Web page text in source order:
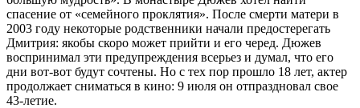
спасение от «семейного проклятия». После смерти матери в
2003 году некоторые родственники начали предостерегать
Дмитрия: якобы скоро может прийти и его черед. Дюжев
воспринимал эти предупреждения всерьез и думал, что его
дни вот-вот будут сочтены. Но с тех пор прошло 18 лет, актер
продолжает сниматься в кино: 9 июля он отпраздновал свое
43-летие.